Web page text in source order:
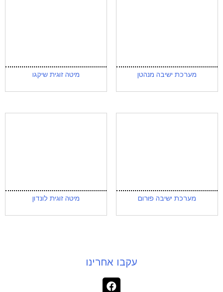
מערכת ישיבה מנהטן מיטה זוגית שיקגו
מערכת ישיבה פורום מיטה זוגית לונדון
עקבו אחרינו